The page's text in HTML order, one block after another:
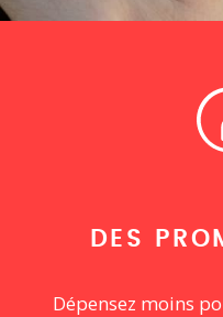
DES
Dépensez moins